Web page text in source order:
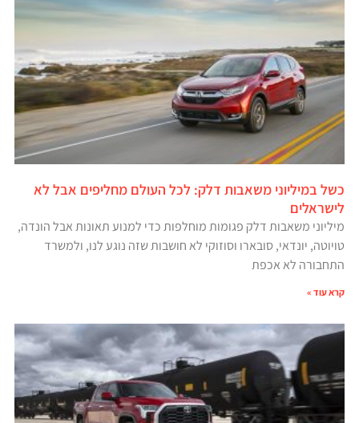
כשל במיליוני משאבות דלק: לכל העולם מחליפים אבל לא
לישראלים
מיליוני משאבות דלק פגומות מוחלפות כדי למנוע תאונות אבל הונדה,
טויוטה, יונדאי, סובארו וסוזוקי לא חושבות שזה נוגע לנו, ולמשרד
התחבורה לא אכפת
קרא עוד »